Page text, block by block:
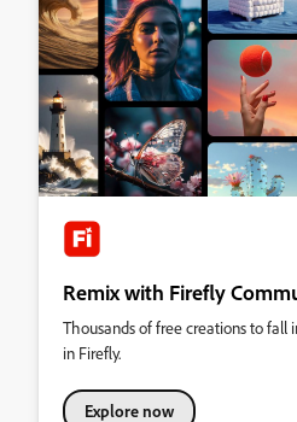
Remix with Firefly
Thousands of free creations to fall
in Firefly.
Explore now